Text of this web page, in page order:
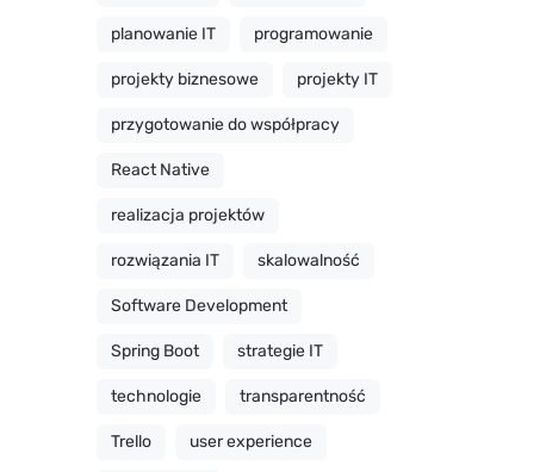
planowanie IT programowanie
projekty biznesowe projekty IT
przygotowanie do współpracy
React Native
realizacja projektów
rozwiązania IT skalowalność
Software Development
Spring Boot strategie IT
technologie transparentność
Trello user experience